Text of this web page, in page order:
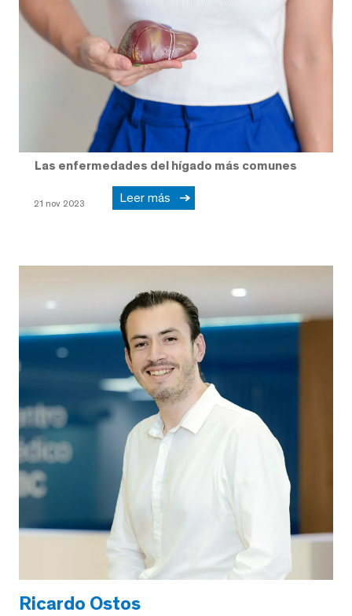
Las enfermedades del hígado más comunes
21 nov 2023 Leer más
Ricardo Ostos